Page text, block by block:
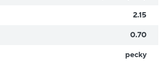
2.15
0.70
pecky